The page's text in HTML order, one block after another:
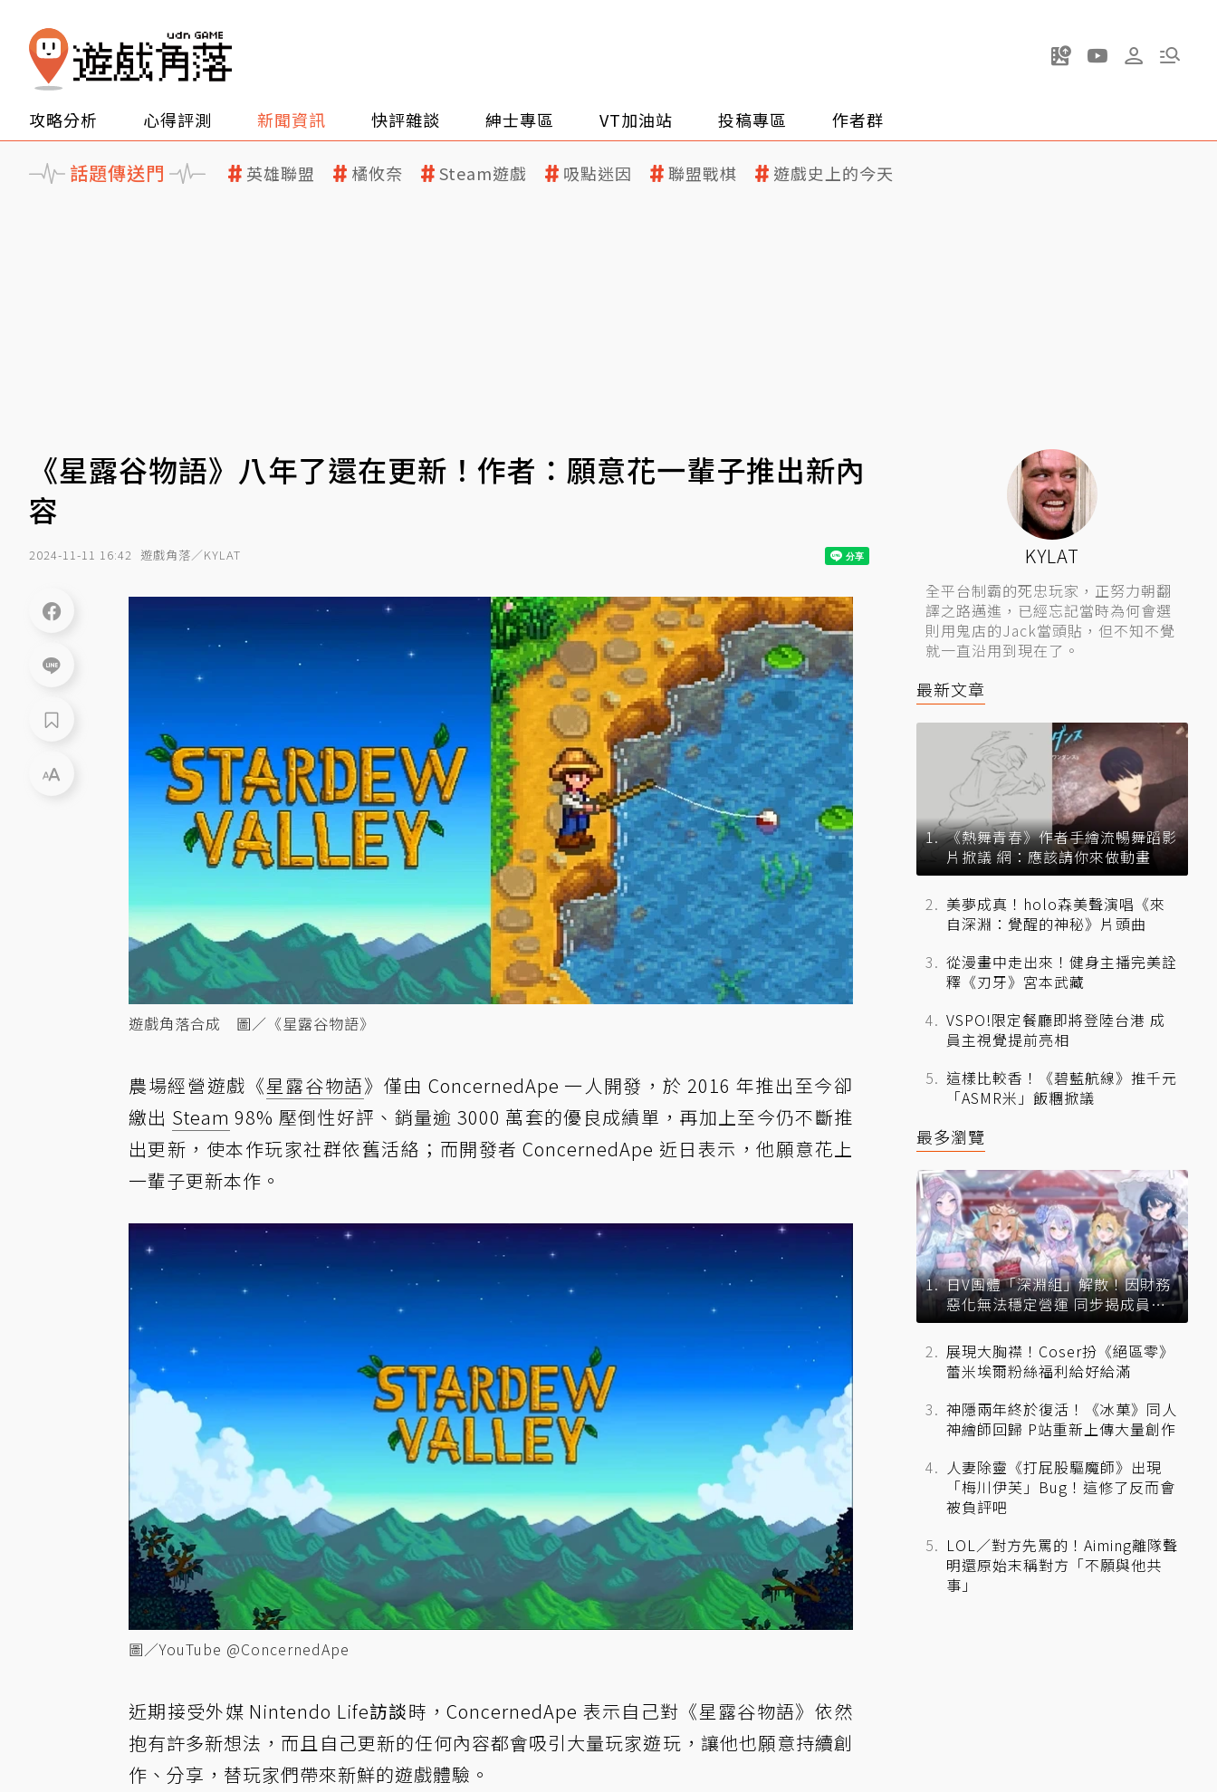
攻略分析 心得評測 新聞資訊 快評雜談 紳士專區 VT加油站 投稿專區 作者群
話題傳送門 英雄聯盟 橘攸奈 Steam遊戲 吸點迷因 聯盟戰棋 遊戲史上的今天
《星露谷物語》八年了還在更新！作者：願意花一輩子推出新內
容
2024-11-11 16:42 遊戲角落／KYLAT
遊戲角落合成 圖／《星露谷物語》
農場經營遊戲《星露谷物語》僅由 ConcernedApe 一人開發，於 2016 年推出至今卻
繳出 Steam 98% 壓倒性好評、銷量逾 3000 萬套的優良成績單，再加上至今仍不斷推
出更新，使本作玩家社群依舊活絡；而開發者 ConcernedApe 近日表示，他願意花上
一輩子更新本作。
圖／YouTube @ConcernedApe
近期接受外媒 Nintendo Life訪談時，ConcernedApe 表示自己對《星露谷物語》依然
抱有許多新想法，而且自己更新的任何內容都會吸引大量玩家遊玩，讓他也願意持續創
作、分享，替玩家們帶來新鮮的遊戲體驗。
KYLAT
全平台制霸的死忠玩家，正努力朝翻
譯之路邁進，已經忘記當時為何會選
則用鬼店的Jack當頭貼，但不知不覺
就一直沿用到現在了。
最新文章
《熱舞青春》作者手繪流暢舞蹈影
片掀議 網：應該請你來做動畫
美夢成真！holo森美聲演唱《來
自深淵：覺醒的神秘》片頭曲
從漫畫中走出來！健身主播完美詮
釋《刃牙》宮本武藏
VSPO!限定餐廳即將登陸台港 成
員主視覺提前亮相
這樣比較香！《碧藍航線》推千元
「ASMR米」飯糰掀議
最多瀏覽
日V團體「深淵組」解散！因財務
惡化無法穩定營運 同步揭成員未
來去向
展現大胸襟！Coser扮《絕區零》
蕾米埃爾粉絲福利給好給滿
神隱兩年終於復活！《冰菓》同人
神繪師回歸 P站重新上傳大量創作
人妻除靈《打屁股驅魔師》出現
「梅川伊芙」Bug！這修了反而會
被負評吧
LOL／對方先罵的！Aiming離隊聲
明還原始末稱對方「不願與他共
事」